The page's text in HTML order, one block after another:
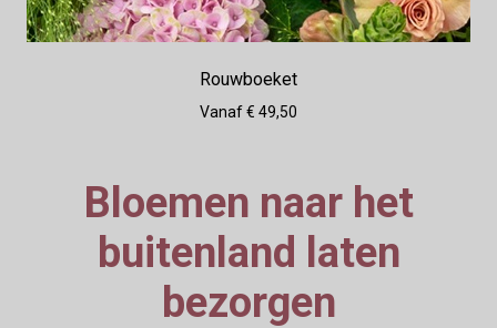
Rouwboeket
Vanaf € 49,50
Bloemen naar het
buitenland laten
bezorgen